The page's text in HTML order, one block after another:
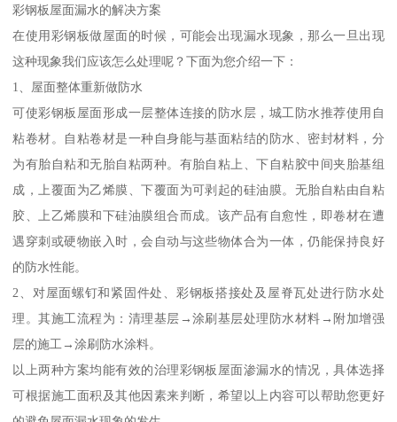
彩钢板屋面漏水的解决方案
在使用彩钢板做屋面的时候，可能会出现漏水现象，那么一旦出现
这种现象我们应该怎么处理呢？下面为您介绍一下：
1、屋面整体重新做防水
可使彩钢板屋面形成一层整体连接的防水层，城工防水推荐使用自
粘卷材。自粘卷材是一种自身能与基面粘结的防水、密封材料，分
为有胎自粘和无胎自粘两种。有胎自粘上、下自粘胶中间夹胎基组
成，上覆面为乙烯膜、下覆面为可剥起的硅油膜。无胎自粘由自粘
胶、上乙烯膜和下硅油膜组合而成。该产品有自愈性，即卷材在遭
遇穿刺或硬物嵌入时，会自动与这些物体合为一体，仍能保持良好
的防水性能。
2、对屋面螺钉和紧固件处、彩钢板搭接处及屋脊瓦处进行防水处
理。其施工流程为：清理基层→涂刷基层处理防水材料→附加增强
层的施工→涂刷防水涂料。
以上两种方案均能有效的治理彩钢板屋面渗漏水的情况，具体选择
可根据施工面积及其他因素来判断，希望以上内容可以帮助您更好